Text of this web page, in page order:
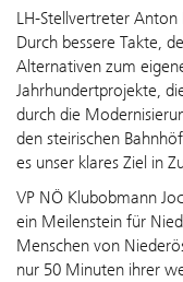
LH-Stellvertreter
Durch bessere Takte,
Alternativen zum
Jahrhundertprojekte,
durch die
den steirischen
es unser klares Ziel in
VP NÖ Klubobmann
ein Meilenstein für
Menschen von
nur 50 Minuten ihrer